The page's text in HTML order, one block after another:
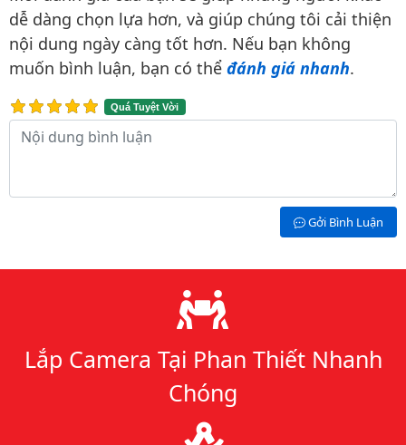
dễ dàng chọn lựa hơn, và giúp chúng tôi cải thiện
nội dung ngày càng tốt hơn. Nếu bạn không
muốn bình luận, bạn có thể đánh giá nhanh.
Quá Tuyệt Vời
Nội dung bình luận
Gởi Bình Luận
Lý do chọn chúng tôi
Lắp Camera Tại Phan Thiết Nhanh
Chóng